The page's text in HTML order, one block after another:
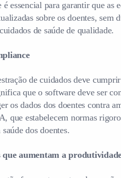
essencial para garantir que as
sobre os doentes, sem
de saúde de qualidade.
de cuidados deve
que o software deve ser
os dados dos doentes contra
que estabelecem normas
dos doentes.
que aumentam a